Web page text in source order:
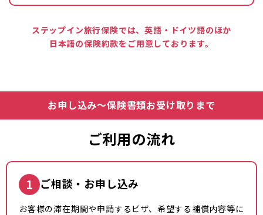
ステップイン旅行保険では、英語・ドイツ語のほか
日本語の保険約款をご用意しております。
お申し込み～保険書類お受け取りまで
ご利用の流れ
1 ご相談・お申し込み
お客様の滞在期間や申請するビザ、希望する補償内容等に